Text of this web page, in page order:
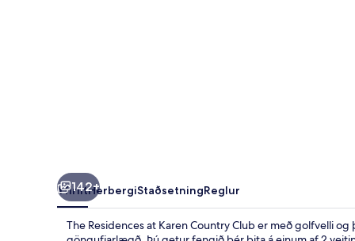
142+
YfirlitHerbergiStaðsetningReglur
The Residences at Karen Country Club er með golfvelli og